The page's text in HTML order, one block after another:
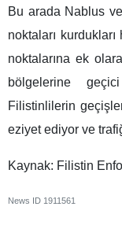
Bu arada Nablus
noktaları
noktalarına ek
bölgelerine
Filistinlilerin
eziyet ediyor ve
Kaynak: Filistin
News ID 1911561